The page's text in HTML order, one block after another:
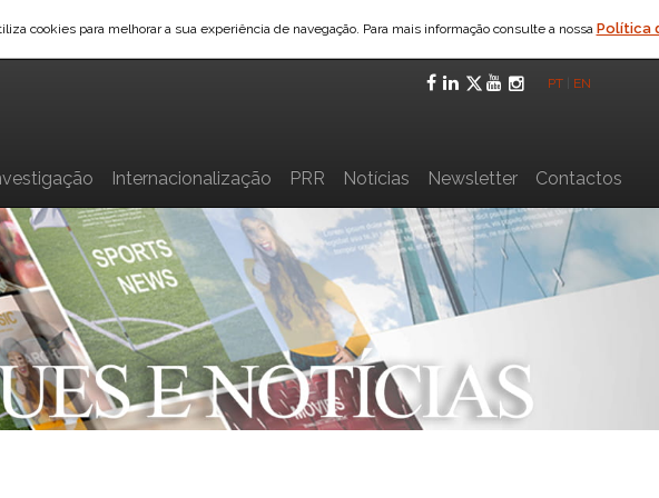
cookies para melhorar a sua experiência de navegação. Para mais informação consulte a nossa Política
Facebook
LinkedIn
Twitter
YouTube
PT EN
Internacionalização PRR Notícias Newsletter Contactos